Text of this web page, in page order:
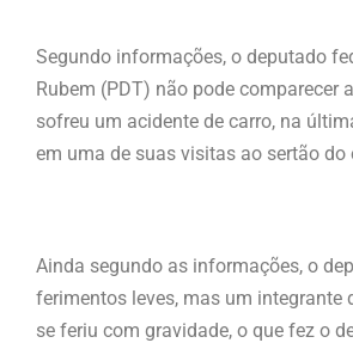
Segundo informações, o deputado
Rubem (PDT) não pode comparecer
sofreu um acidente de carro, na
em uma de suas visitas ao sertão do
Ainda segundo as informações, o
ferimentos leves, mas um integrante
se feriu com gravidade, o que fez o